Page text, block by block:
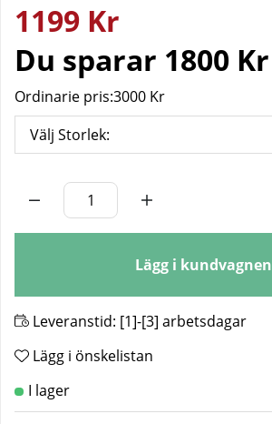
1199 Kr
Du sparar 1800 Kr
Ordinarie pris:3000 Kr
Välj Storlek:
Lägg i kundvagnen
Leveranstid: [1]-[3] arbetsdagar
Lägg i önskelistan